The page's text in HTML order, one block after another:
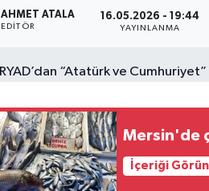
AHMET ATALA
EDITÖR
16.05.2026 - 19:44
YAYINLANMA
Mersin'de
İçeriği